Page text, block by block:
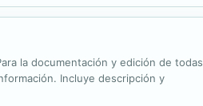
la documentación y edición de todas
Incluye descripción y